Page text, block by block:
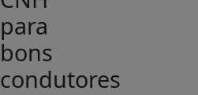
para
bons
condutores